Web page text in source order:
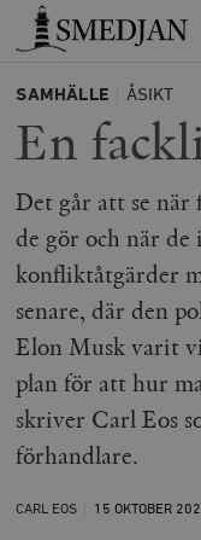
Timbro
SAMHÄLLE ÅSIKT
En
Det går att se
de gör och när
konfliktåtgärder
senare, där den
Elon Musk varit
plan för att hur
skriver Carl Eos
förhandlare.
CARL EOS 15 OKTOBER